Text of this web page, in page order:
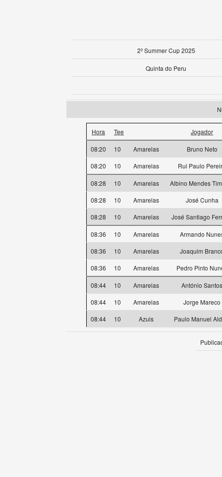
2º Summer Cup 2025
Quinta do Peru
Hora Tee Jogador
08:20 10 Amarelas
Bruno Neto
08:20
10 Amarelas Rui Paulo
08:28 10 Amarelas
Albino Mendes
08:28
10 Amarelas
José Cunha
08:28
10 Amarelas José Santiago
08:36 10 Amarelas
Armando
08:36
10 Amarelas
Joaquim
08:36
10 Amarelas Pedro Pinto
08:44 10 Amarelas
António Santos
08:44
10 Amarelas
Jorge Mareco
08:44
10 Azuis Paulo Manuel